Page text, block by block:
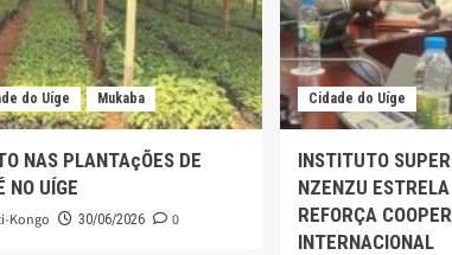
do Uíge Mukaba
NAS PLANTAçÕES DE
NO UÍGE
Kongo 30/06/2026 0
Cidade do Uíge
INSTITUTO
NZENZU ESTRELA
REFORÇA
INTERNACIONAL